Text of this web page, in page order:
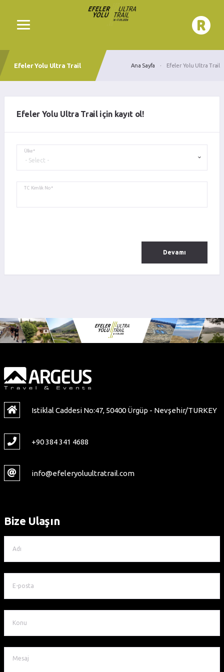
Efeler Yolu Ultra Trail Ana Sayfa Efeler Yolu Ultra Trail
Efeler Yolu Ultra Trail için kayıt ol!
Ülke*
TC Kimlik No*
Devamı
Istiklal Caddesi No:47, 50400 Ürgüp - Nevşehir/TURKEY
+90 384 341 4688
info@efeleryoluultratrail.com
Bize Ulaşın